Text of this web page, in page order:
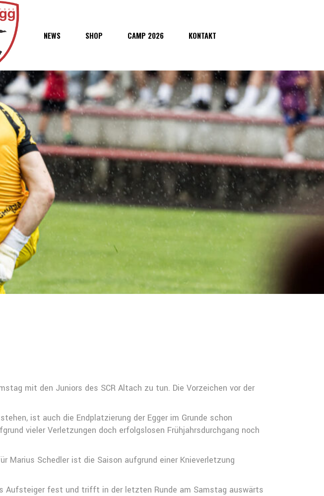
NEWS SHOP CAMP 2026 KONTAKT
mit den Juniors des SCR Altach zu tun. Die Vorzeichen vor der
ist auch die Endplatzierung der Egger im Grunde schon
vieler Verletzungen doch erfolgslosen Frühjahrsdurchgang noch
Marius Schedler ist die Saison aufgrund einer Knieverletzung
fest und trifft in der letzten Runde am Samstag auswärts